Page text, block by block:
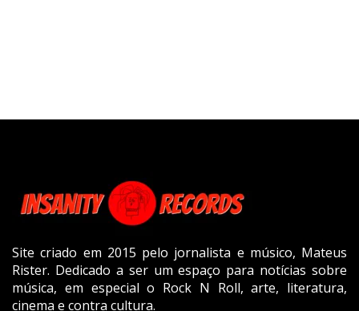
Site criado em 2015 pelo jornalista e músico, Mateus
Rister. Dedicado a ser um espaço para notícias sobre
música, em especial o Rock N Roll, arte, literatura,
cinema e contra cultura.